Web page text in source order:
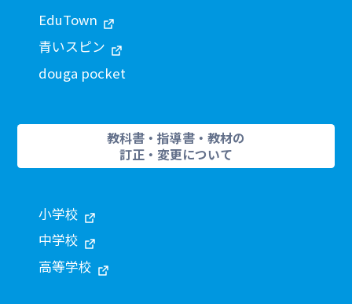
EduTown
青いスピン
douga pocket
教科書・指導書・教材の
訂正・変更について
小学校
中学校
高等学校